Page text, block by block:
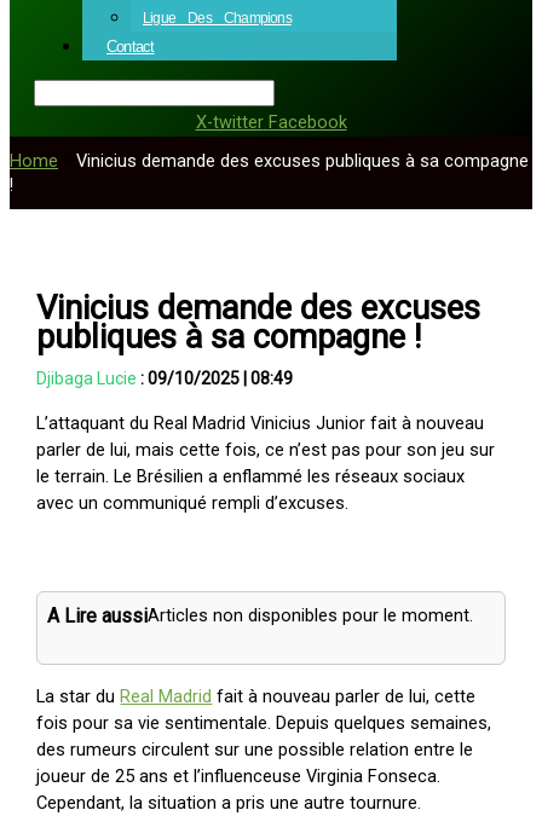
Ligue Des Champions
Contact
X-twitter Facebook
Home
Vinicius demande des excuses publiques à sa compagne
!
Vinicius demande des excuses
publiques à sa compagne !
Djibaga Lucie :09/10/2025|08:49
L’attaquant du Real Madrid Vinicius Junior fait à nouveau
parler de lui, mais cette fois, ce n’est pas pour son jeu sur
le terrain. Le Brésilien a enflammé les réseaux sociaux
avec un communiqué rempli d’excuses.
A Lire aussiArticles non disponibles pour le moment.
La star duReal Madrid fait à nouveau parler de lui, cette
fois pour sa vie sentimentale. Depuis quelques semaines,
des rumeurs circulent sur une possible relation entre le
joueur de 25 ans et l’influenceuse Virginia Fonseca.
Cependant, la situation a pris une autre tournure.